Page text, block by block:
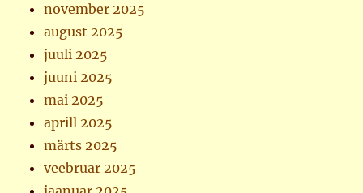
november 2025
august 2025
juuli 2025
juuni 2025
mai 2025
aprill 2025
märts 2025
veebruar 2025